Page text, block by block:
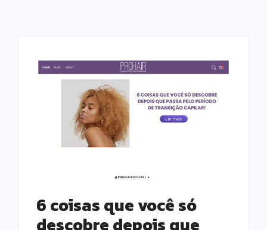
6 coisas que você só
descobre depois que